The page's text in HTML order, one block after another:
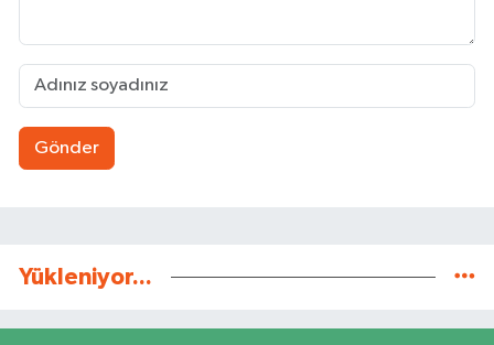
Gönder
Yükleniyor...